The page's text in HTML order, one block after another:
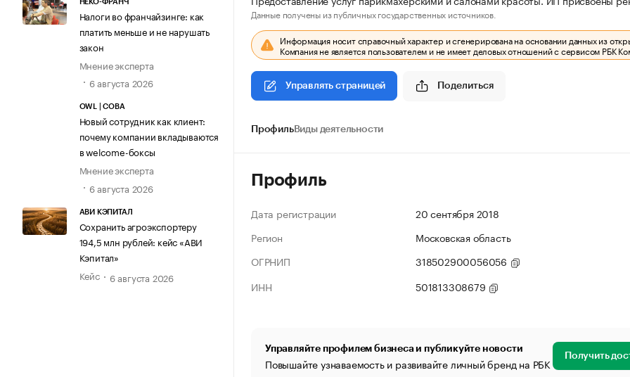
НЕКО-ФРАНЧ
Налоги во франчайзинге: как
платить меньше и не нарушать
закон
Мнение эксперта
6 августа 2026
OWL | СОВА
Новый сотрудник как клиент:
почему компании вкладываются
в welcome-боксы
Мнение эксперта
6 августа 2026
АВИ КЭПИТАЛ
Сохранить агроэкспортеру
194,5 млн рублей: кейс «АВИ
Кэпитал»
Кейс
6 августа 2026
Данные получены из публичных государственных источников.
Информация носит справочный характер и сгенерирована на основании данных из
Компания не является пользователем и не имеет деловых отношений с сервисом РБК
Управлять страницей Поделиться
ПрофильВиды деятельности
Профиль
Дата регистрации
20 сентября 2018
Регион
Московская область
ОГРНИП
318502900056056
ИНН
501813308679
Управляйте профилем бизнеса и публикуйте новости
Повышайте узнаваемость и развивайте личный бренд на РБК Получить